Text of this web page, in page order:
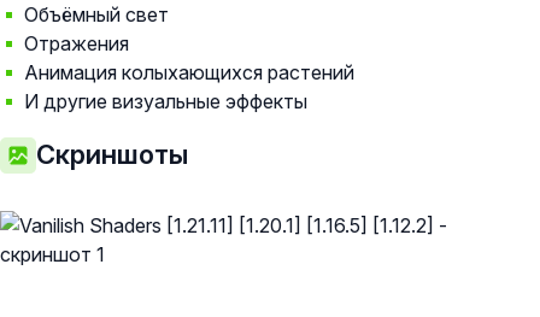
Объёмный свет
Отражения
Анимация колыхающихся растений
И другие визуальные эффекты
Скриншоты